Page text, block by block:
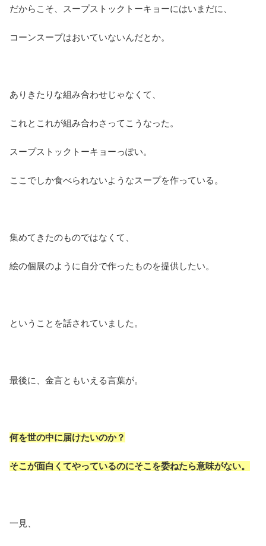
だからこそ、スープストックトーキョーにはいまだに、
コーンスープはおいていないんだとか。
ありきたりな組み合わせじゃなくて、
これとこれが組み合わさってこうなった。
スープストックトーキョーっぽい。
ここでしか食べられないようなスープを作っている。
集めてきたのものではなくて、
絵の個展のように自分で作ったものを提供したい。
ということを話されていました。
最後に、金言ともいえる言葉が。
何を世の中に届けたいのか？
そこが面白くてやっているのにそこを委ねたら意味がない。
一見、